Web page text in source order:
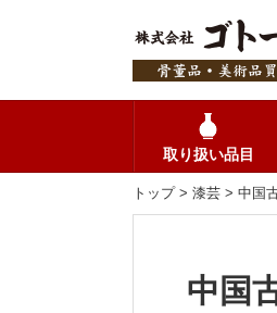
取り扱い品目
トップ> 漆芸 > 中国
中国